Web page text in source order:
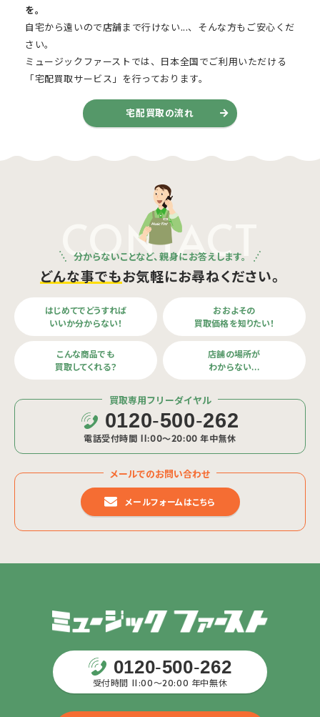
を。
自宅から遠いので店舗まで行けない...、そんな方もご安心くだ
さい。
ミュージックファーストでは、日本全国でご利用いただける
「宅配買取サービス」を行っております。
宅配買取の流れ
CONTACT
分からないことなど、親身にお答えします。
どんな事でもお気軽にお尋ねください。
はじめてでどうすれば
いいか分からない！
おおよその
買取価格を知りたい！
こんな商品でも
買取してくれる？
店舗の場所が
わからない…
買取専用フリーダイヤル
0120-500-262
電話受付時間 11:00〜20:00 年中無休
メールでのお問い合わせ
メールフォームはこちら
0120-500-262
受付時間 11:00〜20:00 年中無休